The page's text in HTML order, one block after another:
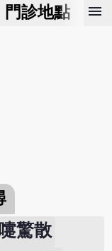
門診地點 預
menu
嚏驚散